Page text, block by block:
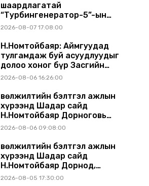
шаардлагатай
“Турбингенератор-5”-ын
шинэчлэлийн төсвийг
2026-08-07 17:08:00
Н.Номтойбаяр: Аймгуудад
тулгамдаж буй асуудлуудыг
долоо хоног бүр Засгийн
газрын хуралдаанд
2026-08-06 16:26:00
Өвөлжилтийн бэлтгэл ажлын
хүрээнд Шадар сайд
Н.Номтойбаяр Дорноговь
аймагт ажиллав
2026-08-06 09:08:00
Өвөлжилтийн бэлтгэл ажлын
хүрээнд Шадар сайд
Н.Номтойбаяр Дорнод,
Сүхбаатар аймагт ажиллав
2026-08-05 17:30:00